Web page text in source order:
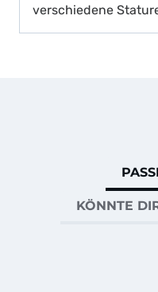
verschiedene
KÖNNTE